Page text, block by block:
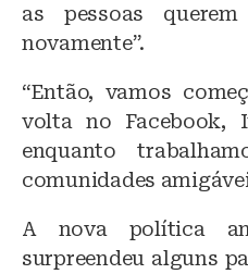
as pessoas
novamente”.
“Então, vamos
volta no Facebook,
enquanto
comunidades
A nova política
surpreendeu alguns